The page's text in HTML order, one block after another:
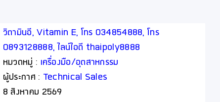
วิตามินอี, Vitamin E, โทร 034854888, โทร
0893128888, ไลน์ไอดี thaipoly8888
หมวดหมู่ : เครื่องมือ/อุตสาหกรรม
ผู้ประกาศ : Technical Sales
8 สิงหาคม 2569